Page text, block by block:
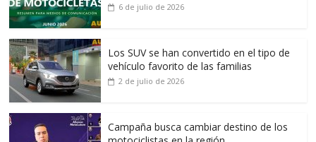
6 de julio de 2026
Los SUV se han convertido en el tipo de
vehículo favorito de las familias
2 de julio de 2026
Campaña busca cambiar destino de los